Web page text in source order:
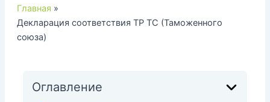
Главная
Декларация соответствия ТР ТС (Таможенного
союза)
Оглавление